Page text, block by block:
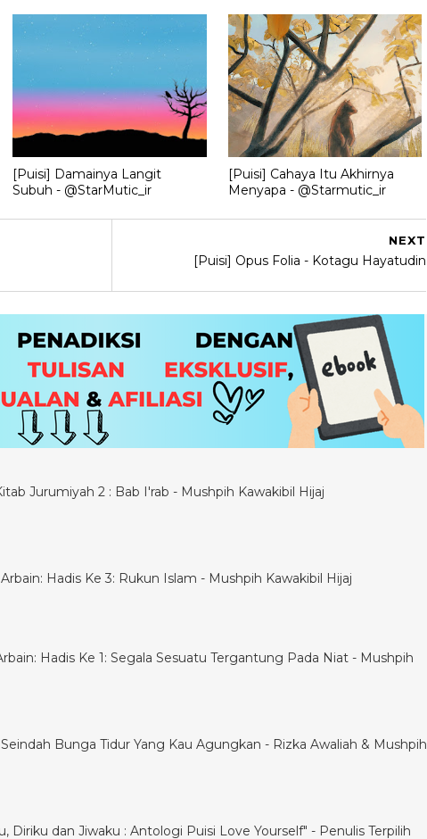
[Puisi] Damainya Langit
Subuh - @StarMutic_ir
[Puisi] Cahaya Itu Akhirnya
Menyapa - @Starmutic_ir
NEXT
[Puisi] Opus Folia - Kotagu Hayatudin
Jurumiyah 2 : Bab I'rab - Mushpih Kawakibil Hijaj
Hadis Ke 3: Rukun Islam - Mushpih Kawakibil Hijaj
Hadis Ke 1: Segala Sesuatu Tergantung Pada Niat - Mushpih
Bunga Tidur Yang Kau Agungkan - Rizka Awaliah & Mushpih
Diriku dan Jiwaku : Antologi Puisi Love Yourself" - Penulis Terpilih